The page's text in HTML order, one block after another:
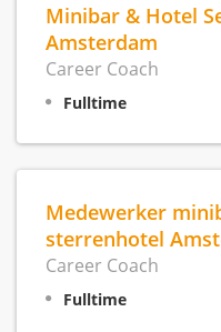
Minibar & Hotel
Amsterdam
Career Coach
Fulltime
Medewerker
sterrenhotel
Career Coach
Fulltime